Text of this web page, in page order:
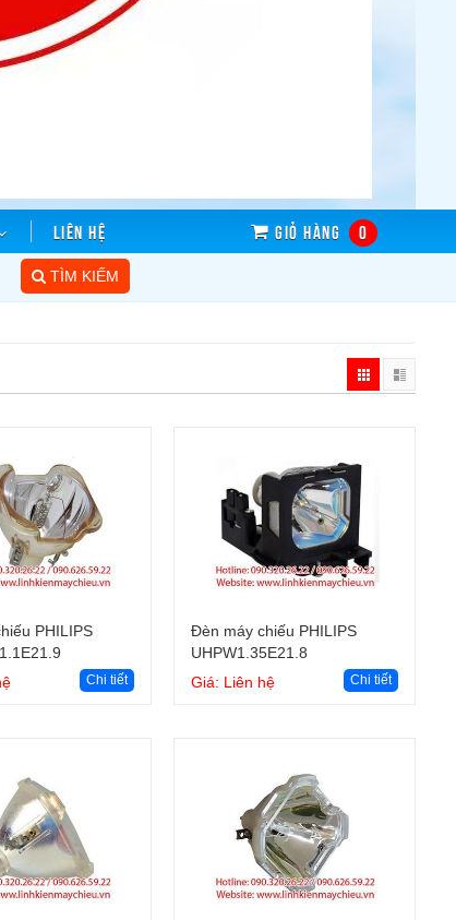
Liên hệ Giỏ hàng 0
TÌM KIẾM
Giỏ hàng
PHILIPS
Chi tiết
Giỏ hàng
Đèn máy chiếu PHILIPS
UHPW1.35E21.8
Giá: Liên hệ
Chi tiết